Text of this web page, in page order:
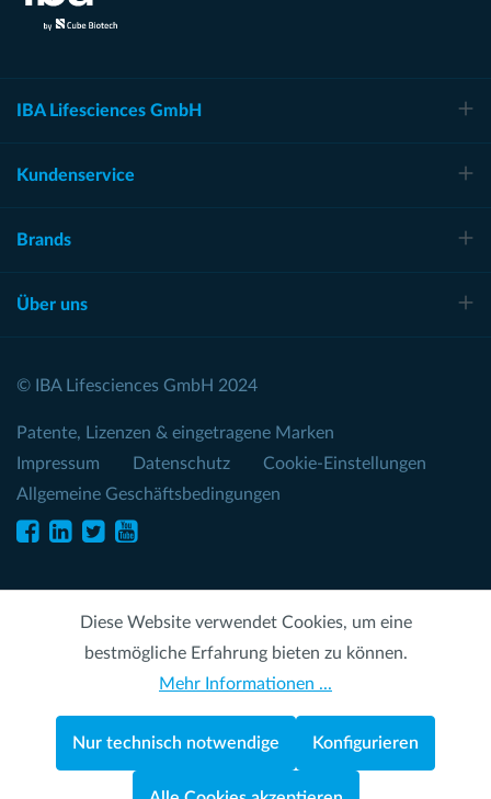
IBA Lifesciences GmbH
Kundenservice
Brands
Über uns
© IBA Lifesciences GmbH 2024
Patente, Lizenzen & eingetragene Marken
Impressum
Datenschutz
Cookie-Einstellungen
Allgemeine Geschäftsbedingungen
Diese Website verwendet Cookies, um eine
bestmögliche Erfahrung bieten zu können.
Mehr Informationen ...
Nur technisch notwendige Konfigurieren